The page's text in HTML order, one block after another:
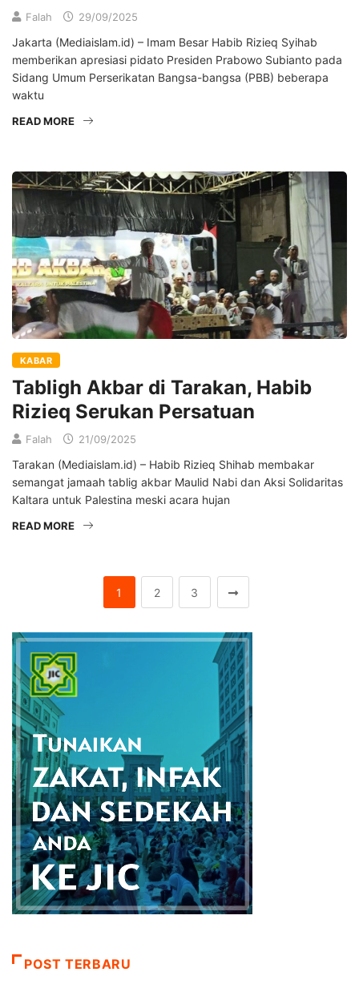
Falah 29/09/2025
Jakarta (Mediaislam.id) – Imam Besar Habib Rizieq Syihab
memberikan apresiasi pidato Presiden Prabowo Subianto pada
Sidang Umum Perserikatan Bangsa-bangsa (PBB) beberapa
waktu
READ MORE
KABAR
Tabligh Akbar di Tarakan, Habib
Rizieq Serukan Persatuan
Falah 21/09/2025
Tarakan (Mediaislam.id) – Habib Rizieq Shihab membakar
semangat jamaah tablig akbar Maulid Nabi dan Aksi Solidaritas
Kaltara untuk Palestina meski acara hujan
READ MORE
1 2 3
POST TERBARU